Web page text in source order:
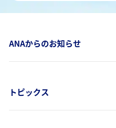
ANAからのお知らせ
トピックス